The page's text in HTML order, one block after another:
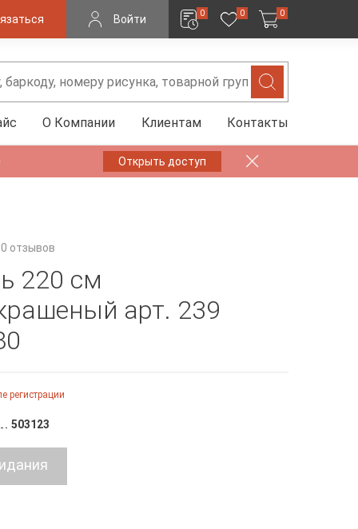
Войти 0 0 0
О Компании Клиентам Контакты
Открыть доступ
0 отзывов
220 см
арт. 239
регистрации
503123